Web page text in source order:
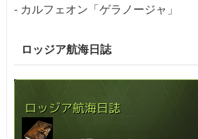
- カルフェオン「ゲラノージャ」
ロッジア航海日誌